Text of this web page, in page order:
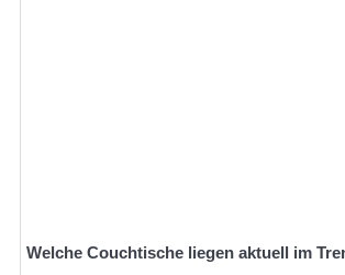
Welche Couchtische liegen aktuell im